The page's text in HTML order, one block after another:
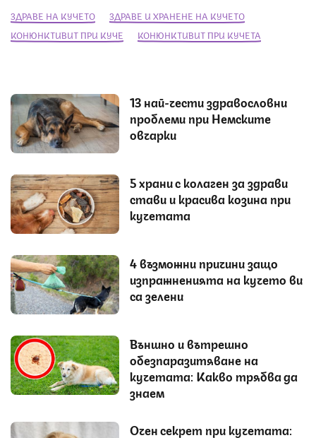
ЗДРАВЕ НА КУЧЕТО
ЗДРАВЕ И ХРАНЕНЕ НА КУЧЕТО
КОНЮНКТИВИТ ПРИ КУЧЕ
КОНЮНКТИВИТ ПРИ КУЧЕТА
13 най-чести здравословни
проблеми при Немските
овчарки
5 храни с колаген за здрави
стави и красива козина при
кучетата
4 възможни причини защо
изпражненията на кучето ви
са зелени
Външно и вътрешно
обезпаразитяване на
кучетата: Какво трябва да
знаем
Очен секрет при кучетата: